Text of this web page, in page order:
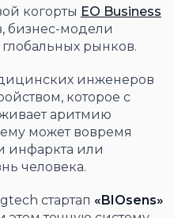
когорты EO Business
бизнес-модели
рынков.
инженеров
которое с
аритмию
может вовремя
инфаркта или
человека.
стартап «BIOsens»